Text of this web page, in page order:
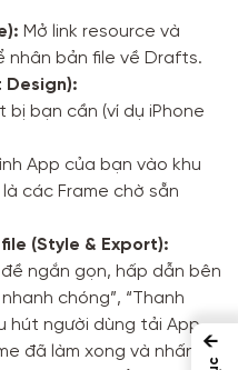
Mở link resource và
nhân bản file về Drafts.
Design):
bạn cần (ví dụ iPhone
App của bạn vào khu
các Frame chờ sẵn
(Style & Export):
ngắn gọn, hấp dẫn bên
chóng”, “Thanh
hút người dùng tải App.
đã làm xong và nhấn
←